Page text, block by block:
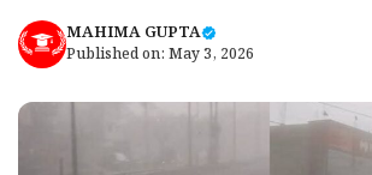
MAHIMA GUPTA
Published on: May 3, 2026